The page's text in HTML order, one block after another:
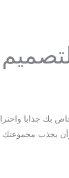
بك جذابا
يجذب مجموعتك